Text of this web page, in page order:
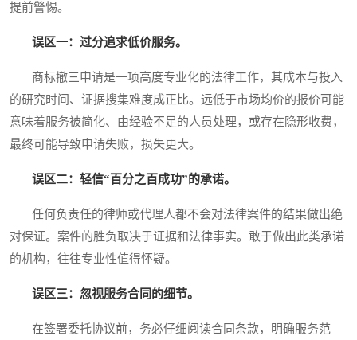
提前警惕。
误区一：过分追求低价服务。
商标撤三申请是一项高度专业化的法律工作，其成本与投入
的研究时间、证据搜集难度成正比。远低于市场均价的报价可能
意味着服务被简化、由经验不足的人员处理，或存在隐形收费，
最终可能导致申请失败，损失更大。
误区二：轻信“百分之百成功”的承诺。
任何负责任的律师或代理人都不会对法律案件的结果做出绝
对保证。案件的胜负取决于证据和法律事实。敢于做出此类承诺
的机构，往往专业性值得怀疑。
误区三：忽视服务合同的细节。
在签署委托协议前，务必仔细阅读合同条款，明确服务范